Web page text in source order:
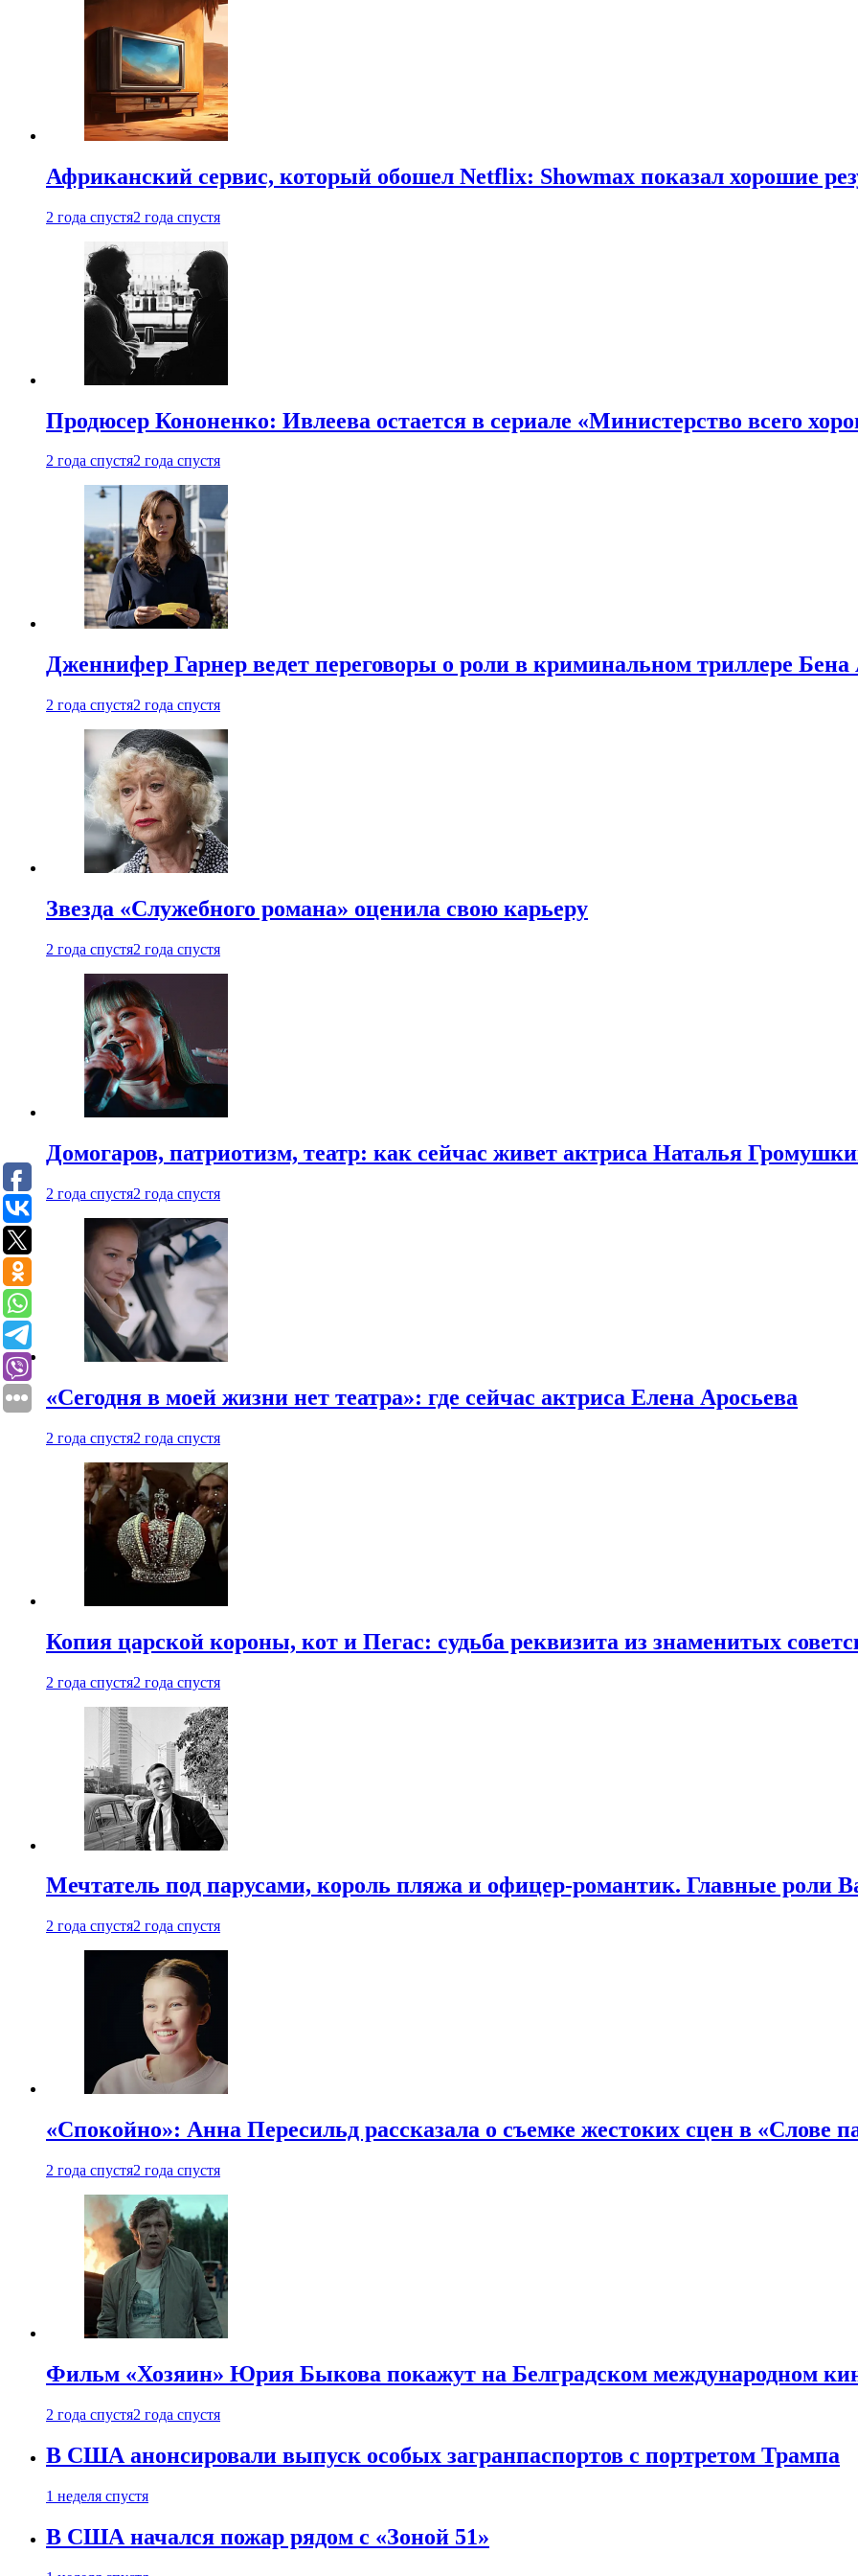
Африканский сервис, который обошел Netflix: Showmax показал хорошие
2 года спустя2 года спустя
Продюсер Кононенко: Ивлеева остается в сериале «Министерство всего
2 года спустя2 года спустя
Дженнифер Гарнер ведет переговоры о роли в криминальном триллере
2 года спустя2 года спустя
Звезда «Служебного романа» оценила свою карьеру
2 года спустя2 года спустя
Домогаров, патриотизм, театр: как сейчас живет актриса Наталья
2 года спустя2 года спустя
«Сегодня в моей жизни нет театра»: где сейчас актриса Елена Аросьева
2 года спустя2 года спустя
Копия царской короны, кот и Пегас: судьба реквизита из знаменитых
2 года спустя2 года спустя
Мечтатель под парусами, король пляжа и офицер-романтик. Главные роли
2 года спустя2 года спустя
«Спокойно»: Анна Пересильд рассказала о съемке жестоких сцен в «Слове
2 года спустя2 года спустя
Фильм «Хозяин» Юрия Быкова покажут на Белградском международном
2 года спустя2 года спустя
В США анонсировали выпуск особых загранпаспортов с портретом Трампа
1 неделя спустя
В США начался пожар рядом с «Зоной 51»